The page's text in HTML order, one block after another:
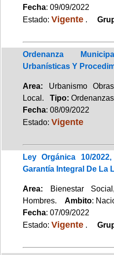
Fecha: 09/09/2022
Estado: Vigente .
Ordenanza
Urbanísticas Y
Area: Urbanismo
Local. Tipo:
Fecha: 08/09/2022
Estado: Vigente
Ley Orgánica 10/
Garantía Integral De La
Area: Bienestar
Hombres. Ambito:
Fecha: 07/09/2022
Estado: Vigente .